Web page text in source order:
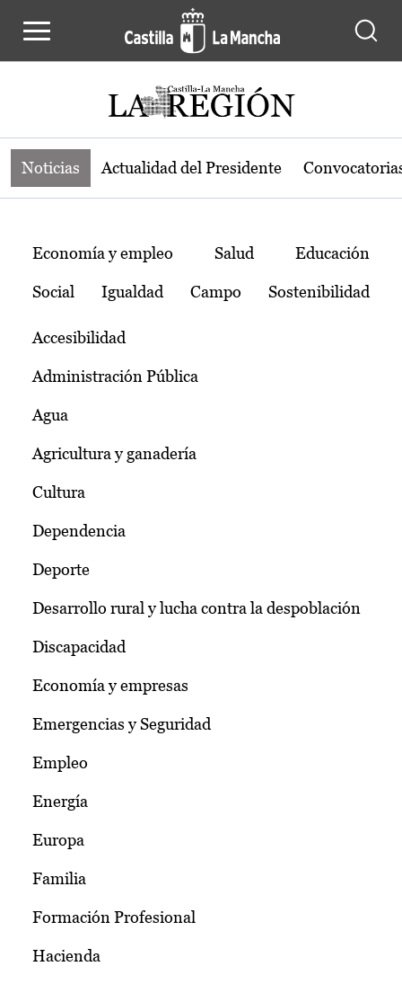
Noticias de la región de Castilla-La
Noticias Actualidad del Presidente
Temas
Economía y empleo Salud Educación
Social Igualdad Campo Sostenibilidad
Accesibilidad
Administración Pública
Agua
Agricultura y ganadería
Cultura
Dependencia
Deporte
Desarrollo rural y lucha contra la despoblación
Discapacidad
Economía y empresas
Emergencias y Seguridad
Empleo
Energía
Europa
Familia
Formación Profesional
Hacienda